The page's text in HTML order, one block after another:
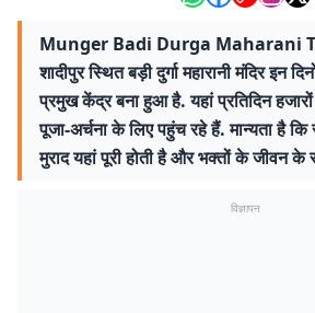
Munger Badi Durga Maharani
शादीपुर स्थित बड़ी दुर्गा महारानी मंदिर इन
प्रमुख केंद्र बना हुआ है. यहां प्रतिदिन
पूजा-अर्चना के लिए पहुंच रहे हैं. मान्यता है
मुराद यहां पूरी होती है और भक्तों के जीवन
विज्ञापन